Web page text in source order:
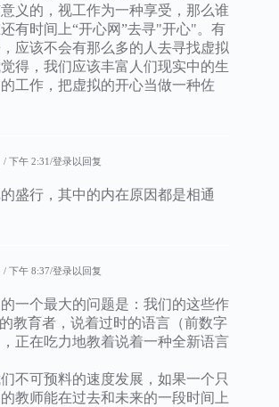
义的，视工作为一种享受，那么谁
有时间上“开心网”去寻"开心"。有
应该不会有那么多的人去寻找虚拟
得，我们应该丰富人们现实中的生
工作，把虚拟的开心当做一种佐
/ 下午 2:31 登录以回复
盛行，其中的内在原因都是相通
/ 下午 8:37 登录以回复
一个最大的问题是：我们的这些作
教育者，说着过时的语言（前数字
正在吃力地教着说着一种全新语言
不可预料的速度发展，如果一个只
教师能在过去和未来的一段时间上